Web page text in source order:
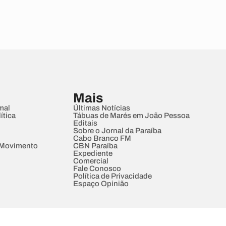
Mais
Últimas Notícias
Tábuas de Marés em João Pessoa
Editais
Sobre o Jornal da Paraíba
Cabo Branco FM
CBN Paraíba
Expediente
Comercial
Fale Conosco
Política de Privacidade
Espaço Opinião